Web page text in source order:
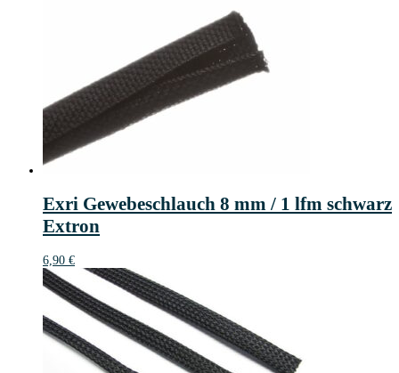
Exri Gewebeschlauch 8 mm / 1 lfm schwarz
Extron
6,90 €